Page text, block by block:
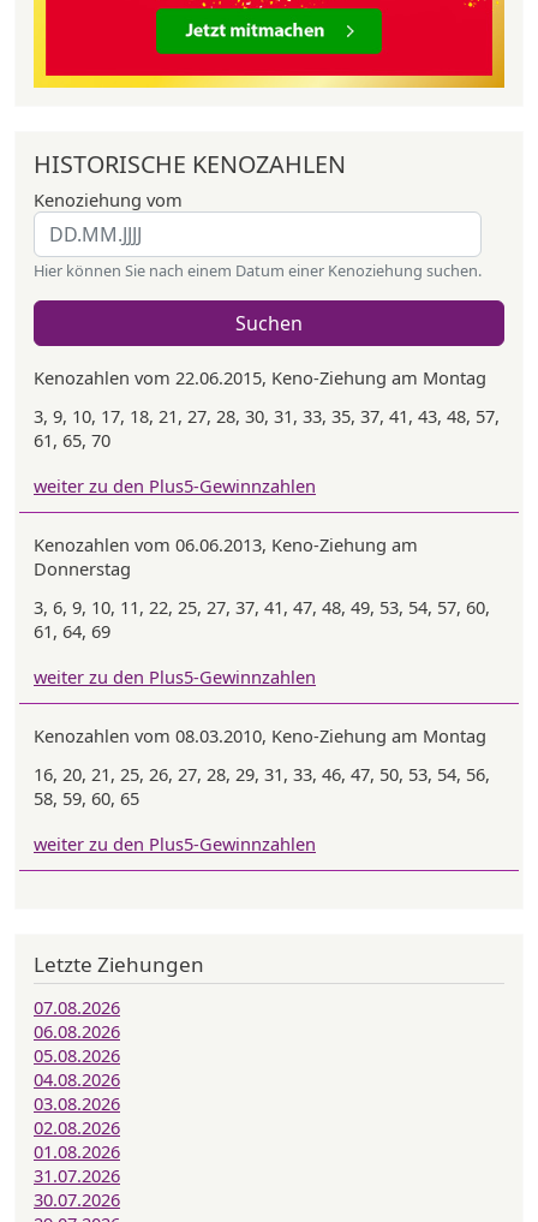
HISTORISCHE KENOZAHLEN
Kenoziehung vom
Hier können Sie nach einem Datum einer Kenoziehung suchen.
Suchen
Kenozahlen vom 22.06.2015, Keno-Ziehung am Montag
3, 9, 10, 17, 18, 21, 27, 28, 30, 31, 33, 35, 37, 41, 43, 48, 57,
61, 65, 70
weiter zu den Plus5-Gewinnzahlen
Kenozahlen vom 06.06.2013, Keno-Ziehung am
Donnerstag
3, 6, 9, 10, 11, 22, 25, 27, 37, 41, 47, 48, 49, 53, 54, 57, 60,
61, 64, 69
weiter zu den Plus5-Gewinnzahlen
Kenozahlen vom 08.03.2010, Keno-Ziehung am Montag
16, 20, 21, 25, 26, 27, 28, 29, 31, 33, 46, 47, 50, 53, 54, 56,
58, 59, 60, 65
weiter zu den Plus5-Gewinnzahlen
Letzte Ziehungen
07.08.2026
06.08.2026
05.08.2026
04.08.2026
03.08.2026
02.08.2026
01.08.2026
31.07.2026
30.07.2026